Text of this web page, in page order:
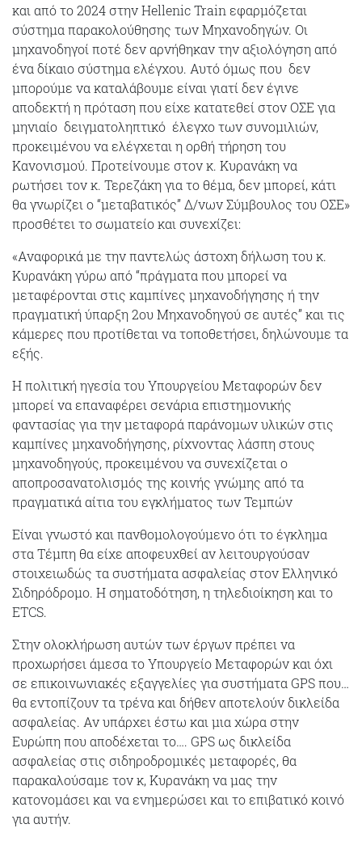
και από το 2024 στην Hellenic Train εφαρμόζεται
σύστημα παρακολούθησης των Μηχανοδηγών. Οι
μηχανοδηγοί ποτέ δεν αρνήθηκαν την αξιολόγηση από
ένα δίκαιο σύστημα ελέγχου. Αυτό όμως που δεν
μπορούμε να καταλάβουμε είναι γιατί δεν έγινε
αποδεκτή η πρόταση που είχε κατατεθεί στον ΟΣΕ για
μηνιαίο δειγματοληπτικό έλεγχο των συνομιλιών,
προκειμένου να ελέγχεται η ορθή τήρηση του
Κανονισμού. Προτείνουμε στον κ. Κυρανάκη να
ρωτήσει τον κ. Τερεζάκη για το θέμα, δεν μπορεί, κάτι
θα γνωρίζει ο “μεταβατικός” Δ/νων Σύμβουλος του ΟΣΕ»
προσθέτει το σωματείο και συνεχίζει:
«Αναφορικά με την παντελώς άστοχη δήλωση του κ.
Κυρανάκη γύρω από “πράγματα που μπορεί να
μεταφέρονται στις καμπίνες μηχανοδήγησης ή την
πραγματική ύπαρξη 2ου Μηχανοδηγού σε αυτές” και τις
κάμερες που προτίθεται να τοποθετήσει, δηλώνουμε τα
εξής.
Η πολιτική ηγεσία του Υπουργείου Μεταφορών δεν
μπορεί να επαναφέρει σενάρια επιστημονικής
φαντασίας για την μεταφορά παράνομων υλικών στις
καμπίνες μηχανοδήγησης, ρίχνοντας λάσπη στους
μηχανοδηγούς, προκειμένου να συνεχίζεται ο
αποπροσανατολισμός της κοινής γνώμης από τα
πραγματικά αίτια του εγκλήματος των Τεμπών
Είναι γνωστό και πανθομολογούμενο ότι το έγκλημα
στα Τέμπη θα είχε αποφευχθεί αν λειτουργούσαν
στοιχειωδώς τα συστήματα ασφαλείας στον Ελληνικό
Σιδηρόδρομο. Η σηματοδότηση, η τηλεδιοίκηση και το
ΕΤCS.
Στην ολοκλήρωση αυτών των έργων πρέπει να
προχωρήσει άμεσα το Υπουργείο Μεταφορών και όχι
σε επικοινωνιακές εξαγγελίες για συστήματα GPS που…
θα εντοπίζουν τα τρένα και δήθεν αποτελούν δικλείδα
ασφαλείας. Αν υπάρχει έστω και μια χώρα στην
Ευρώπη που αποδέχεται το…. GPS ως δικλείδα
ασφαλείας στις σιδηροδρομικές μεταφορές, θα
παρακαλούσαμε τον κ, Κυρανάκη να μας την
κατονομάσει και να ενημερώσει και το επιβατικό κοινό
για αυτήν.